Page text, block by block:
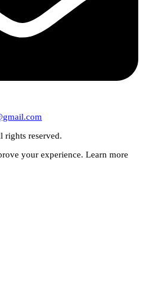
rights reserved.
your experience. Learn more